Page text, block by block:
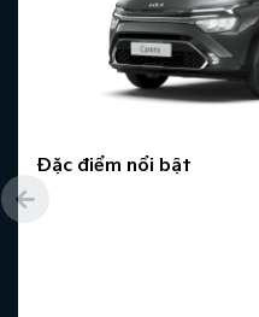
Đặc điểm nổi bật